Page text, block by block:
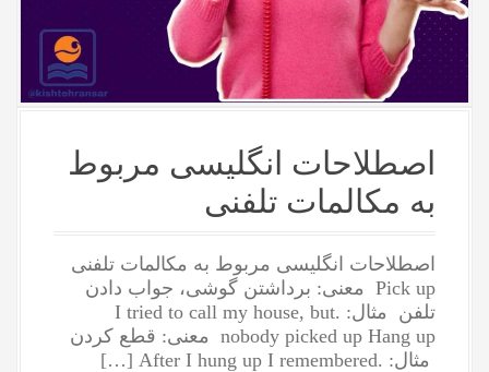
اصطلاحات انگلیسی مربوط
به مکالمات تلفنی
اصطلاحات انگلیسی مربوط به مکالمات تلفنی
Pick up معنی: برداشتن گوشی، جواب دادن
تلفن مثال: .I tried to call my house, but
nobody picked up Hang up معنی: قطع کردن
مثال: .After I hung up I remembered […]